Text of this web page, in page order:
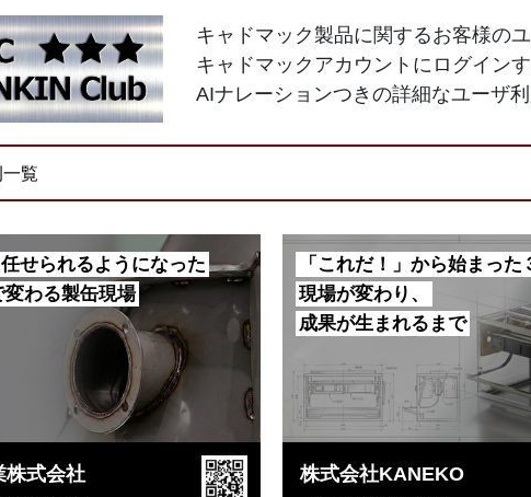
キャドマック製品に関するお客様の
キャドマックアカウントにログイン
AIナレーションつきの詳細なユーザ
覧
せられるようになった
変わる製缶現場
株式会社
「これだ！」から始まった
現場が変わり、
成果が生まれるまで
株式会社KANEKO